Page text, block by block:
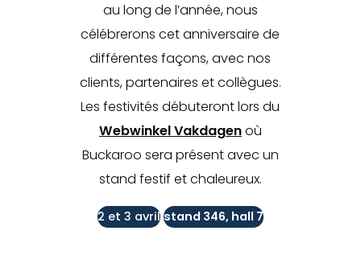
au long de l’année, nous
célébrerons cet anniversaire de
différentes façons, avec nos
clients, partenaires et collègues.
Les festivités débuteront lors du
Webwinkel Vakdagenoù
Buckaroo sera présent avec un
stand festif et chaleureux.
2 et 3 avril stand 346, hall 7